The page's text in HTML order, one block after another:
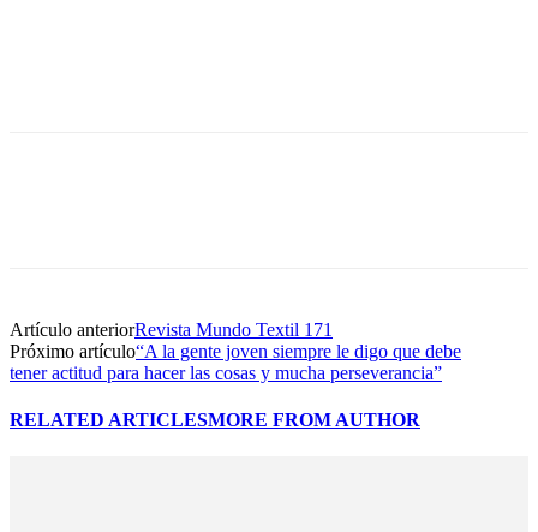
Artículo anteriorRevista Mundo Textil 171
Próximo artículo“A la gente joven siempre le digo que debe
tener actitud para hacer las cosas y mucha perseverancia”
RELATED ARTICLESMORE FROM AUTHOR